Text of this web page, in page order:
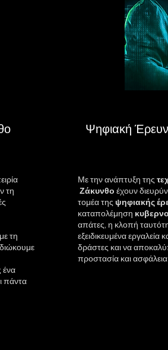
τη
τη
ένα
πάντα
Ψηφιακή
Με την ανάπτυξη της
Ζάκυνθο έχουν
τομέα της ψηφιακής
καταπολέμηση
απάτες, η κλοπή
εξειδικευμένα εργαλεία
δράστες και να
προστασία και